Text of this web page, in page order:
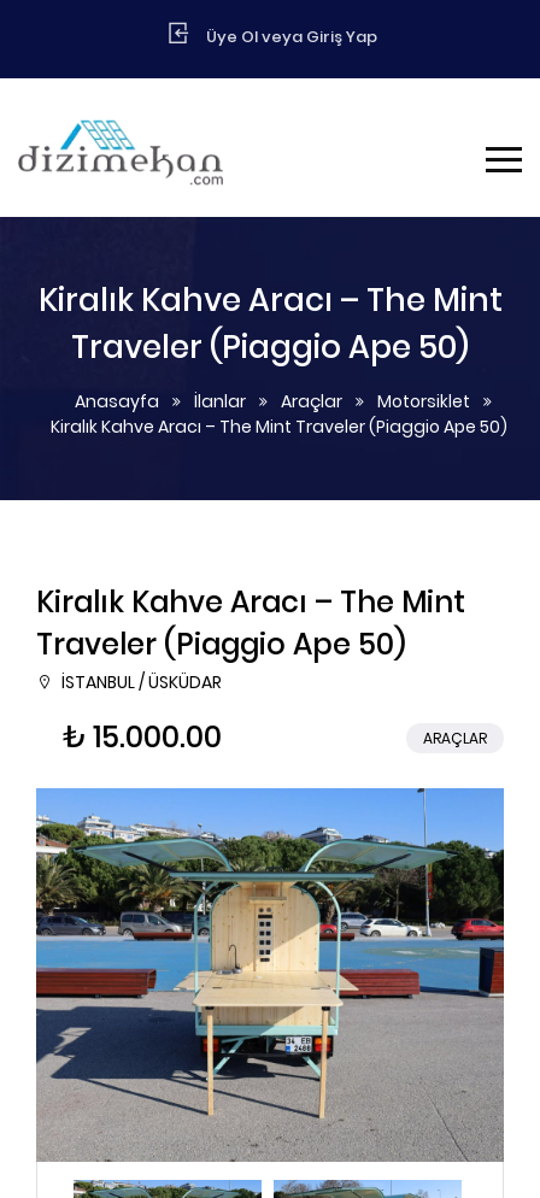
Üye Ol veya Giriş Yap
Kiralık Kahve Aracı – The Mint
Traveler (Piaggio Ape 50)
Anasayfa İlanlar Araçlar
Motorsiklet
Kiralık Kahve Aracı – The Mint Traveler (Piaggio Ape 50)
Kiralık Kahve Aracı – The Mint
Traveler (Piaggio Ape 50)
İSTANBUL / ÜSKÜDAR
₺ 15.000.00 ARAÇLAR